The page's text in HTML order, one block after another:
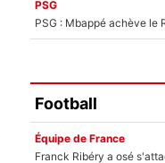
PSG
PSG : Mbappé achève le
Football
Équipe de France